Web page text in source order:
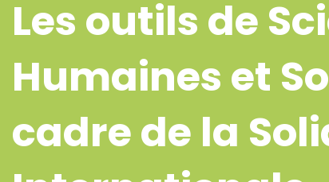
Les outils de
Humaines et
cadre de la